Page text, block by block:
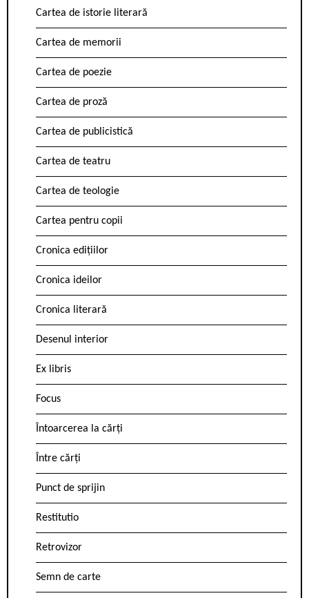
Cartea de istorie literară
Cartea de memorii
Cartea de poezie
Cartea de proză
Cartea de publicistică
Cartea de teatru
Cartea de teologie
Cartea pentru copii
Cronica edițiilor
Cronica ideilor
Cronica literară
Desenul interior
Ex libris
Focus
Întoarcerea la cărți
Între cărți
Punct de sprijin
Restitutio
Retrovizor
Semn de carte